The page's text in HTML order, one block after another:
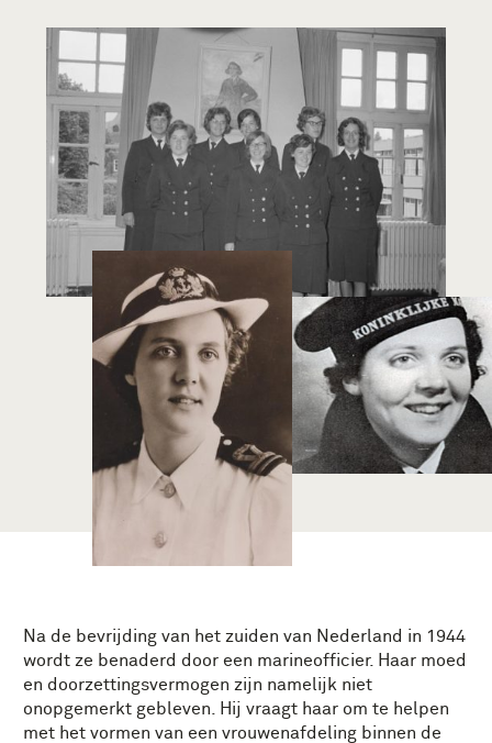
Na de bevrijding van het zuiden van Nederland in 1944
wordt ze benaderd door een marineofficier. Haar moed
en doorzettingsvermogen zijn namelijk niet
onopgemerkt gebleven. Hij vraagt haar om te helpen
met het vormen van een vrouwenafdeling binnen de